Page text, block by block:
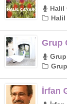
Halil
Halil
Grup
İrfan